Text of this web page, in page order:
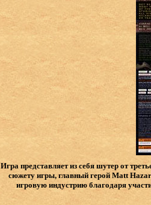
Игра представляет из себя шутер от
сюжету игры, главный герой Matt
игровую индустрию благодаря